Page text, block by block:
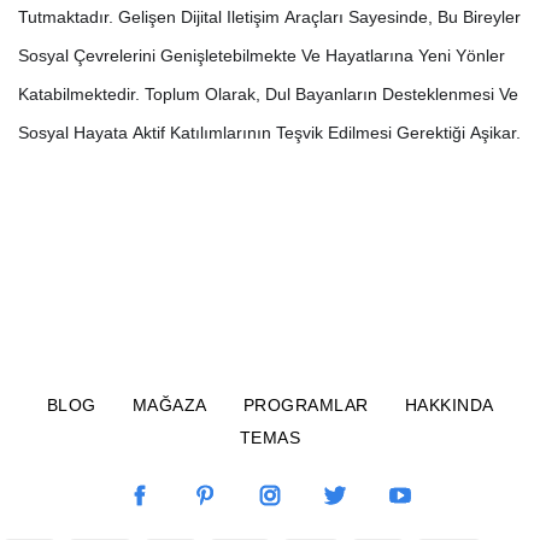
Tutmaktadır. Gelişen Dijital Iletişim Araçları Sayesinde, Bu Bireyler
Sosyal Çevrelerini Genişletebilmekte Ve Hayatlarına Yeni Yönler
Katabilmektedir. Toplum Olarak, Dul Bayanların Desteklenmesi Ve
Sosyal Hayata Aktif Katılımlarının Teşvik Edilmesi Gerektiği Aşikar.
BLOG MAĞAZA PROGRAMLAR
HAKKINDA
TEMAS